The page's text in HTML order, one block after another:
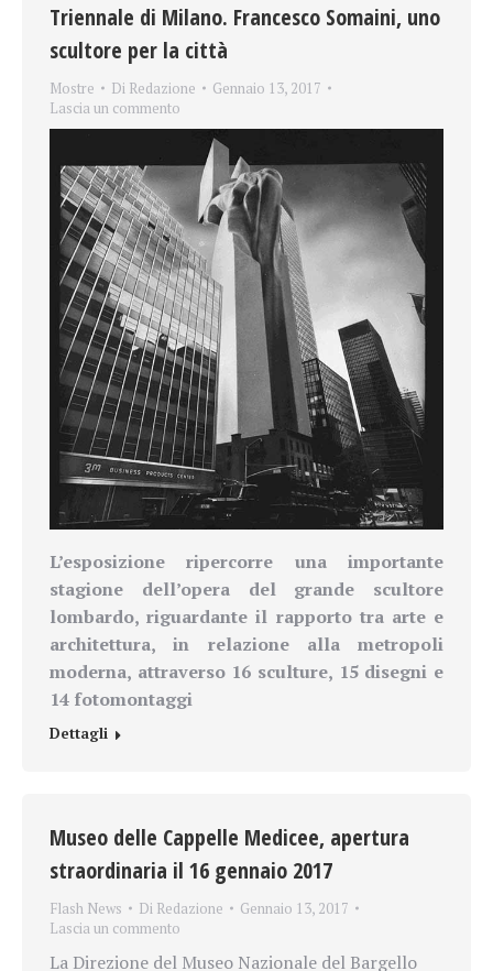
Triennale di Milano. Francesco Somaini, uno
scultore per la città
Mostre Di Redazione
Gennaio 13, 2017
Lascia un commento
L’esposizione ripercorre una importante
stagione dell’opera del grande scultore
lombardo, riguardante il rapporto tra arte e
architettura, in relazione alla metropoli
moderna, attraverso 16 sculture, 15 disegni e
14 fotomontaggi
Dettagli
Museo delle Cappelle Medicee, apertura
straordinaria il 16 gennaio 2017
Flash News Di Redazione
Gennaio 13, 2017
Lascia un commento
La Direzione del Museo Nazionale del Bargello